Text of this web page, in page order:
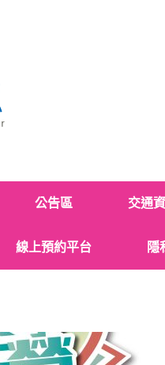
公告區 交通
線上預約平台 隱